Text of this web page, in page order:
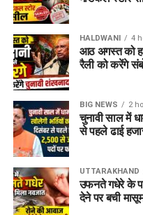
HALDWANI 4
आठ अगस्त को
रैली को करेंगे
BIG NEWS 2
चुनावी साल में
से पहले ढाई
UTTARAKHAND
उफनते गधेरे के
देने पर बची